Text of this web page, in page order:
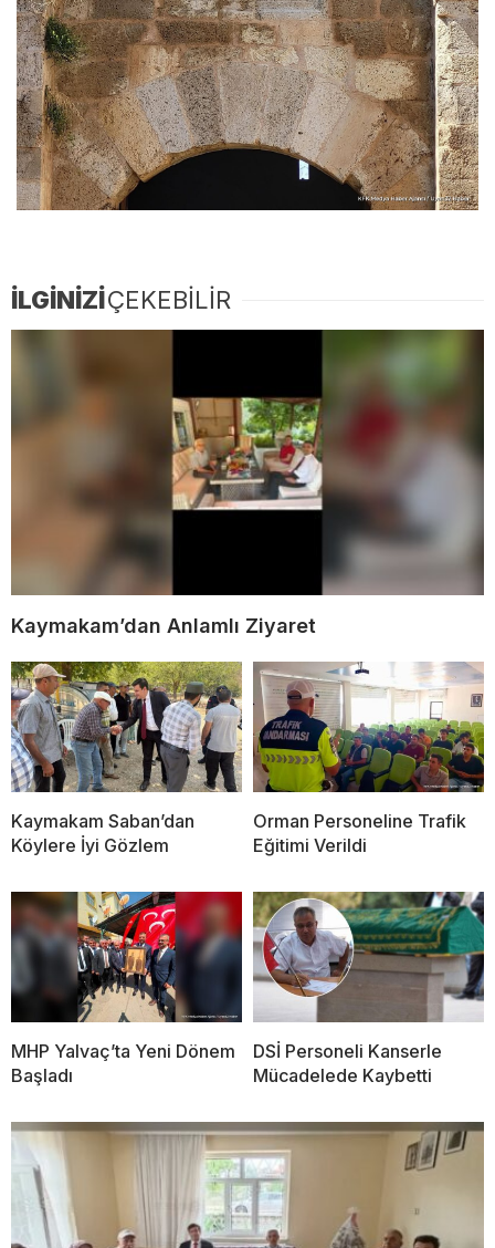
İLGİNİZİÇEKEBİLİR
Kaymakam’dan Anlamlı Ziyaret
Kaymakam Saban’dan
Köylere İyi Gözlem
Orman Personeline Trafik
Eğitimi Verildi
MHP Yalvaç’ta Yeni Dönem
Başladı
DSİ Personeli Kanserle
Mücadelede Kaybetti